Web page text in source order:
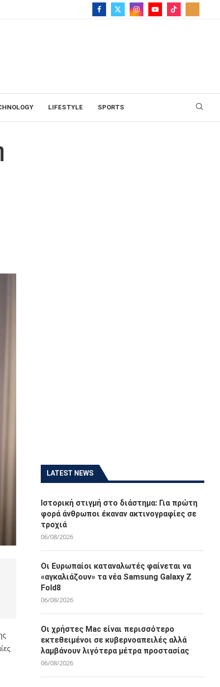
LIFESTYLE SPORTS
LATEST NEWS
Ιστορική στιγμή στο διάστημα: Για πρώτη
φορά άνθρωποι έκαναν ακτινογραφίες σε
τροχιά
06/08/2026
Οι Ευρωπαίοι καταναλωτές φαίνεται να
«αγκαλιάζουν» τα νέα Samsung Galaxy Z
Fold8
06/08/2026
Οι χρήστες Mac είναι περισσότερο
εκτεθειμένοι σε κυβερνοαπειλές αλλά
λαμβάνουν λιγότερα μέτρα προστασίας
06/08/2026